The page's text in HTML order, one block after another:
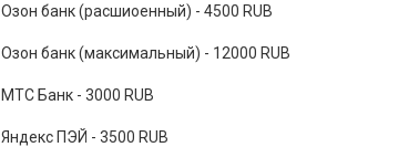
Озон банк (расшиоенный) - 4500 RUB
Озон банк (максимальный) - 12000 RUB
МТС Банк - 3000 RUB
Яндекс ПЭЙ - 3500 RUB